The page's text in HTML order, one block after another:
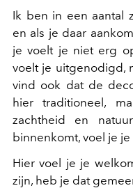
Ik ben in een aantal
en als je daar
je voelt je niet erg
voelt je uitgenodigd,
vind ook dat de
hier traditioneel,
zachtheid en
binnenkomt, voel je
Hier voel je je
zijn, heb je dat